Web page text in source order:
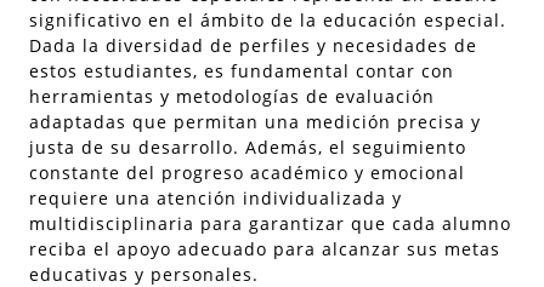
significativo en el ámbito de la educación especial.
Dada la diversidad de perfiles y necesidades de
estos estudiantes, es fundamental contar con
herramientas y metodologías de evaluación
adaptadas que permitan una medición precisa y
justa de su desarrollo. Además, el seguimiento
constante del progreso académico y emocional
requiere una atención individualizada y
multidisciplinaria para garantizar que cada alumno
reciba el apoyo adecuado para alcanzar sus metas
educativas y personales.